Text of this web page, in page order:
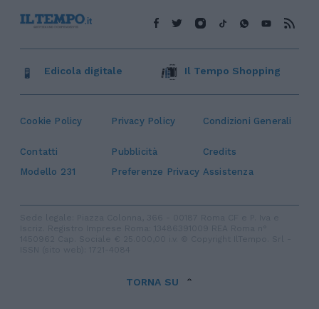
Cookie Policy Privacy Policy Condizioni Generali
Contatti Pubblicità
Credits
Modello 231
Preferenze Privacy Assistenza
Edicola digitale Il Tempo Shopping
TORNA SU